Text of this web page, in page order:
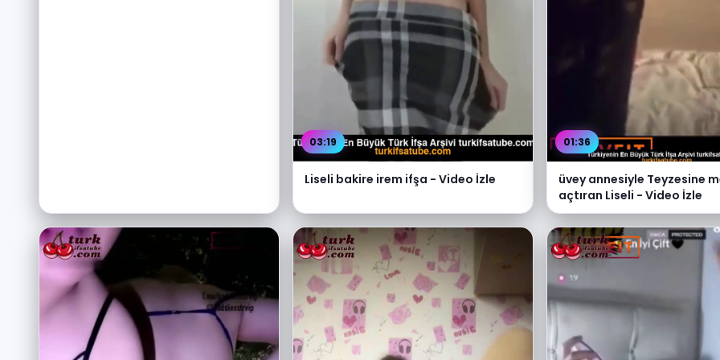
03:19
Liseli bakire irem ifşa - Video İzle
01:36
üvey annesiyle Teyzesine
açtıran Liseli - Video İzle